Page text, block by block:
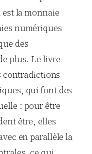
la monnaie
numériques
des
plus. Le livre
contradictions
qui font des
: pour être
être, elles
en parallèle la